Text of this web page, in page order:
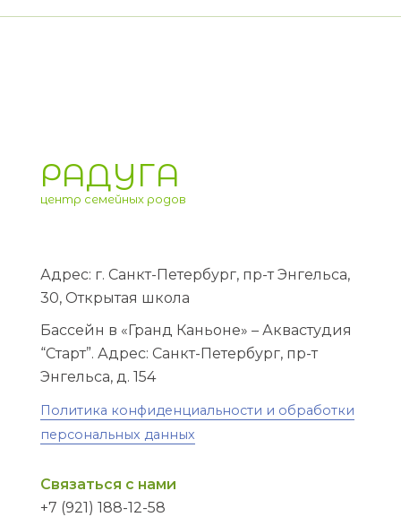
РАДУГА
центр семейных родов
Адрес: г. Санкт-Петербург, пр-т Энгельса,
30, Открытая школа
Бассейн в «Гранд Каньоне» – Аквастудия
“Старт”. Адрес: Санкт-Петербург, пр-т
Энгельса, д. 154
Политика конфиденциальности и обработки
персональных данных
Связаться с нами
+7 (921) 188-12-58